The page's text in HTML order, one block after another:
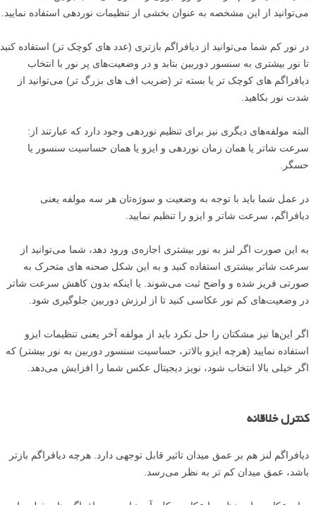
می‌توانید از این مشخصه به عنوان بخشی از تنظیمات نوردهی استفاده نمایید.
در نور کم شما می‌توانید از دیافراگم بازتری (عدد های کوچک تر) استفاده کنید
تا نور بیشتری به سنسور دوربین بتابد و در وضعیت‌های پر نور با انتخاب
دیافراگم های کوچک تر یا بسته تر (ضریب اف های بزرگ تر) می‌توانید از
شدت نور بکاهید.
البته مولفه‌های دیگری نیز برای تنظیم نوردهی وجود دارد که عبارتند از:
سرعت شاتر یا همان زمان نوردهی و ایزو یا همان حساسیت سنسور یا
حسگر.
در عمل شما باید با توجه به وضعیت و سوژه‌‌تان هر سه مولفه یعنی
دیافراگم، سرعت شاتر و ایزو را تنظیم نمایید.
به این صورت اگر لنز به نور بیشتری اجازه‌ی ورود دهد، شما می‌توانید از
سرعت شاتر بیشتری استفاده کنید و به این شکل صحنه های متحرک به
صورتی فریز شده و واضح ثبت می‌شوند. یا اینکه بدون کاهش سرعت شاتر
در وضعیت‌های کم نور عکاسی کنید تا از لرزش دوربین جلوگیری شود.
اگر این‌ها نیز مشکتان را حل نکرد باید از مولفه آخر یعنی تنظیمات ایزو
استفاده نمایید (هرچه ایزو بالاتر، حساسیت سنسور دوربین به نور بیشتر) که
اگر خیلی بالا انتخاب شود، نویز دیجیتال عکس شما را افزایش می‌دهد.
کنترل خلاقانه
دیافراگم لنز هم بر عمق میدان تاثیر قابل توجهی دارد. هرچه دیافراگم بازتر
باشد، عمق میدان کم تر به نظر می‌رسد.